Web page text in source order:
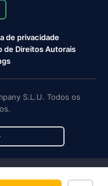
de privacidade
de Direitos Autorais
S.L.U. Todos os